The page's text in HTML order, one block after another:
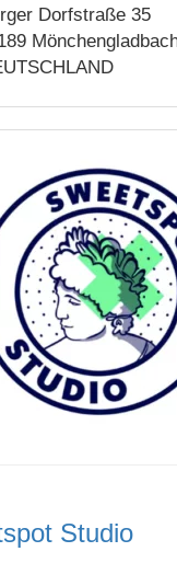
Dorfstraße 35
Studio